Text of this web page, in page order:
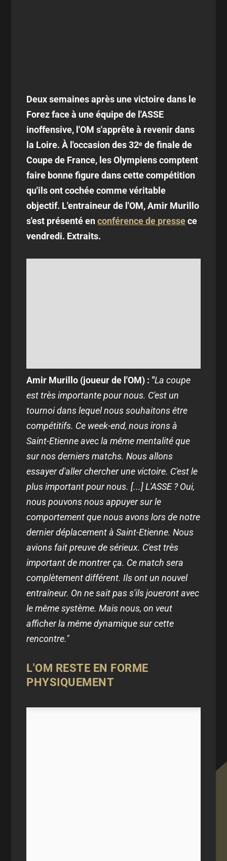
Deux semaines après une victoire dans le
Forez face à une équipe de l'ASSE
inoffensive, l'OM s'apprête à revenir dans
la Loire. À l'occasion des 32ᵉ de finale de
Coupe de France, les Olympiens comptent
faire bonne figure dans cette compétition
qu'ils ont cochée comme véritable
objectif. L'entraineur de l'OM, Amir Murillo
s'est présenté enconférence de pressece
vendredi. Extraits.
Amir Murillo (joueur de l'OM) : "La coupe
est très importante pour nous. C'est un
tournoi dans lequel nous souhaitons être
compétitifs. Ce week-end, nous irons à
Saint-Etienne avec la même mentalité que
sur nos derniers matchs. Nous allons
essayer d'aller chercher une victoire. C'est le
plus important pour nous. [...] L'ASSE ? Oui,
nous pouvons nous appuyer sur le
comportement que nous avons lors de notre
dernier déplacement à Saint-Etienne. Nous
avions fait preuve de sérieux. C'est très
important de montrer ça. Ce match sera
complètement différent. Ils ont un nouvel
entraîneur. On ne sait pas s'ils joueront avec
le même système. Mais nous, on veut
afficher la même dynamique sur cette
rencontre."
L'OM RESTE EN FORME
PHYSIQUEMENT